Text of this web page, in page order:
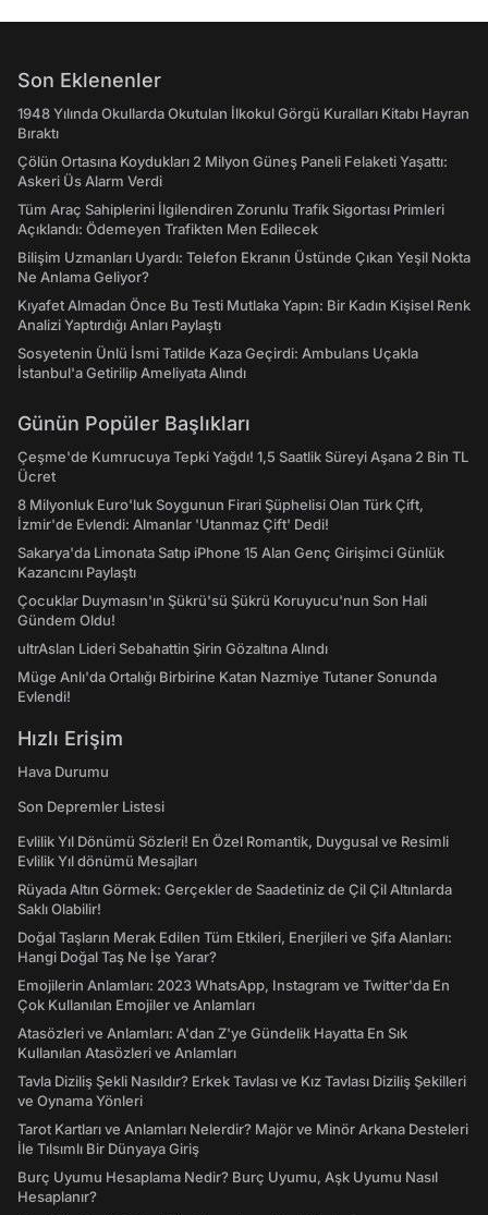
Son Eklenenler
1948 Yılında Okullarda Okutulan İlkokul Görgü Kuralları Kitabı Hayran
Bıraktı
Çölün Ortasına Koydukları 2 Milyon Güneş Paneli Felaketi Yaşattı:
Askeri Üs Alarm Verdi
Tüm Araç Sahiplerini İlgilendiren Zorunlu Trafik Sigortası Primleri
Açıklandı: Ödemeyen Trafikten Men Edilecek
Bilişim Uzmanları Uyardı: Telefon Ekranın Üstünde Çıkan Yeşil Nokta
Ne Anlama Geliyor?
Kıyafet Almadan Önce Bu Testi Mutlaka Yapın: Bir Kadın Kişisel Renk
Analizi Yaptırdığı Anları Paylaştı
Sosyetenin Ünlü İsmi Tatilde Kaza Geçirdi: Ambulans Uçakla
İstanbul'a Getirilip Ameliyata Alındı
Günün Popüler Başlıkları
Çeşme'de Kumrucuya Tepki Yağdı! 1,5 Saatlik Süreyi Aşana 2 Bin TL
Ücret
8 Milyonluk Euro'luk Soygunun Firari Şüphelisi Olan Türk Çift,
İzmir'de Evlendi: Almanlar 'Utanmaz Çift' Dedi!
Sakarya'da Limonata Satıp iPhone 15 Alan Genç Girişimci Günlük
Kazancını Paylaştı
Çocuklar Duymasın'ın Şükrü'sü Şükrü Koruyucu'nun Son Hali
Gündem Oldu!
ultrAslan Lideri Sebahattin Şirin Gözaltına Alındı
Müge Anlı'da Ortalığı Birbirine Katan Nazmiye Tutaner Sonunda
Evlendi!
Hızlı Erişim
Hava Durumu
Son Depremler Listesi
Evlilik Yıl Dönümü Sözleri! En Özel Romantik, Duygusal ve Resimli
Evlilik Yıl dönümü Mesajları
Rüyada Altın Görmek: Gerçekler de Saadetiniz de Çil Çil Altınlarda
Saklı Olabilir!
Doğal Taşların Merak Edilen Tüm Etkileri, Enerjileri ve Şifa Alanları:
Hangi Doğal Taş Ne İşe Yarar?
Emojilerin Anlamları: 2023 WhatsApp, Instagram ve Twitter'da En
Çok Kullanılan Emojiler ve Anlamları
Atasözleri ve Anlamları: A'dan Z'ye Gündelik Hayatta En Sık
Kullanılan Atasözleri ve Anlamları
Tavla Diziliş Şekli Nasıldır? Erkek Tavlası ve Kız Tavlası Diziliş Şekilleri
ve Oynama Yönleri
Tarot Kartları ve Anlamları Nelerdir? Majör ve Minör Arkana Desteleri
İle Tılsımlı Bir Dünyaya Giriş
Burç Uyumu Hesaplama Nedir? Burç Uyumu, Aşk Uyumu Nasıl
Hesaplanır?